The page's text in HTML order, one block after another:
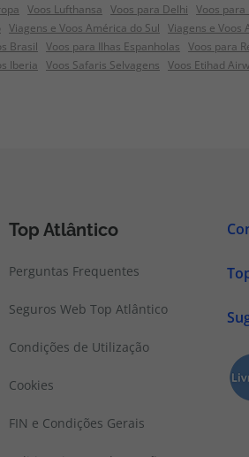
Voos Lufthansa Voos para Delhi Voos para
Viagens e Voos América do Sul Viagens e Voos
Brasil Voos para Ilhas Espanholas Voos para
Iberia Voos Safaris Selvagens Voos Etihad
Top Atlântico
Perguntas Frequentes
Seguros Web Top Atlântico
Condições de Utilização
Cookies
FIN e Condições Gerais